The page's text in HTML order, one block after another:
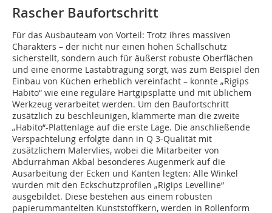
Rascher Baufortschritt
Für das Ausbauteam von Vorteil: Trotz ihres massiven
Charakters – der nicht nur einen hohen Schallschutz
sicherstellt, sondern auch für äußerst robuste Oberflächen
und eine enorme Lastabtragung sorgt, was zum Beispiel den
Einbau von Küchen erheblich vereinfacht – konnte „Rigips
Habito“ wie eine reguläre Hartgipsplatte und mit üblichem
Werkzeug verarbeitet werden. Um den Baufortschritt
zusätzlich zu beschleunigen, klammerte man die zweite
„Habito“-Plattenlage auf die erste Lage. Die anschließende
Verspachtelung erfolgte dann in Q 3-Qualität mit
zusätzlichem Malervlies, wobei die Mitarbeiter von
Abdurrahman Akbal besonderes Augenmerk auf die
Ausarbeitung der Ecken und Kanten legten: Alle Winkel
wurden mit den Eckschutzprofilen „Rigips Levelline“
ausgebildet. Diese bestehen aus einem robusten
papierummantelten Kunststoffkern, werden in Rollenform